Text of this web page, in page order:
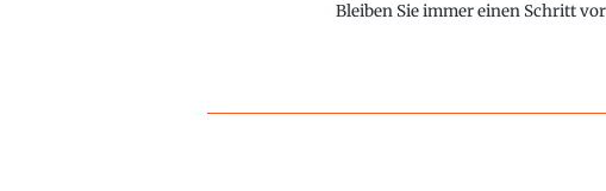
Bleiben Sie immer einen Schritt